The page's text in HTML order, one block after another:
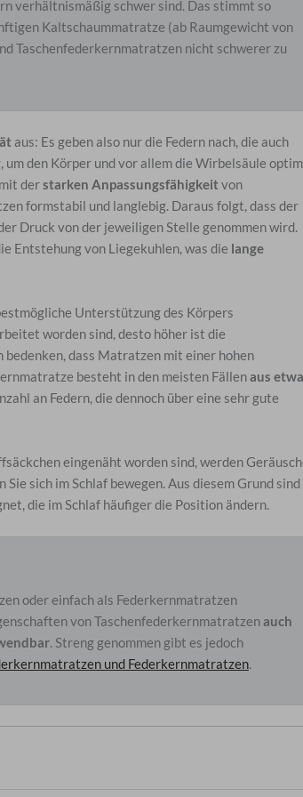
verhältnismäßig schwer sind. Das stimmt so
Kaltschaummatratze (ab Raumgewicht von
Taschenfederkernmatratzen nicht schwerer zu
aus: Es geben also nur die Federn nach, die auch
den Körper und vor allem die Wirbelsäule
derstarken Anpassungsfähigkeitvon
formstabil und langlebig. Daraus folgt, dass der
Druck von der jeweiligen Stelle genommen wird.
Entstehung von Liegekuhlen, was die lange
Unterstützung des Körpers
worden sind, desto höher ist die
dass Matratzen mit einer hohen
besteht in den meisten Fällenaus etwa
an Federn, die dennoch über eine sehr gute
eingenäht worden sind, werden
Sie sich im Schlaf bewegen. Aus diesem Grund sind
die im Schlaf häufiger die Position ändern.
oder einfach als Federkernmatratzen
von Taschenfederkernmatratzenauch
. Streng genommen gibt es jedoch
und Federkernmatratzen.